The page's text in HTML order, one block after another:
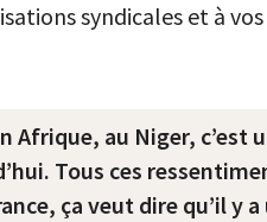
syndicales et à
au Niger, c’est
Tous ces
ça veut dire qu’il y a